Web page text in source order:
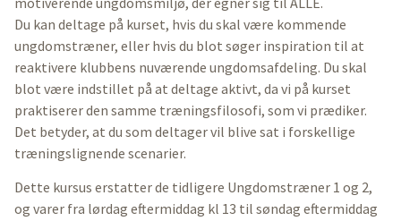
Du kan deltage på kurset, hvis du skal være kommende
ungdomstræner, eller hvis du blot søger inspiration til at
reaktivere klubbens nuværende ungdomsafdeling. Du skal
blot være indstillet på at deltage aktivt, da vi på kurset
praktiserer den samme træningsfilosofi, som vi prædiker.
Det betyder, at du som deltager vil blive sat i forskellige
træningslignende scenarier.
Dette kursus erstatter de tidligere Ungdomstræner 1 og 2,
og varer fra lørdag eftermiddag kl 13 til søndag eftermiddag